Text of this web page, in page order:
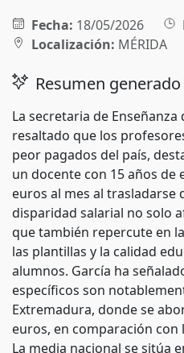
Fecha: 18/05/2026
Localización: MÉRIDA
Resumen
La secretaria de Enseñanza
resaltado que los
peor pagados del país,
un docente con 15 años de
euros al mes al trasladarse
disparidad salarial no solo
que también repercute en
las plantillas y la calidad
alumnos. García ha
específicos son
Extremadura, donde se
euros, en comparación con
La media nacional se sitúa